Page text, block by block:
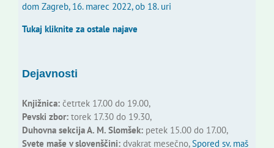
dom Zagreb, 16. marec 2022, ob 18. uri
Tukaj kliknite za ostale najave
Dejavnosti
Knjižnica:četrtek 17.00 do 19.00,
Pevski zbor:torek 17.30 do 19.30,
Duhovna sekcija A. M. Slomšek:petek 15.00 do 17.00,
Svete maše v slovenščini:dvakrat mesečno,Spored sv. maš